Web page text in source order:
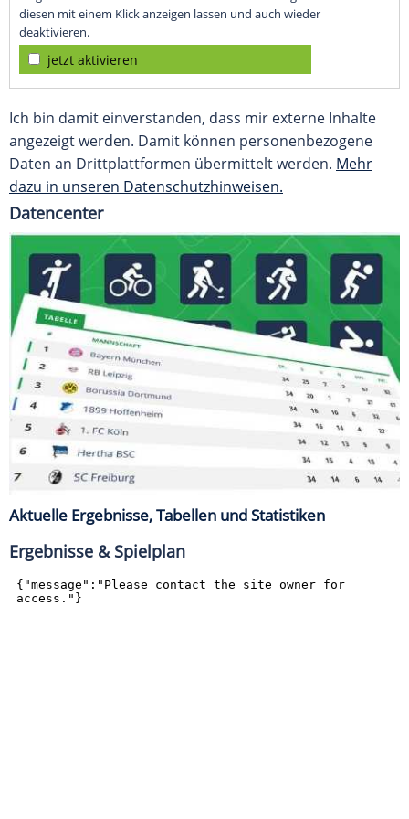
diesen mit einem Klick anzeigen lassen und auch wieder
deaktivieren.
jetzt aktivieren
Ich bin damit einverstanden, dass mir externe Inhalte
angezeigt werden. Damit können personenbezogene
Daten an Drittplattformen übermittelt werden. Mehr
dazu in unseren Datenschutzhinweisen.
Datencenter
Aktuelle Ergebnisse, Tabellen und Statistiken
Ergebnisse & Spielplan